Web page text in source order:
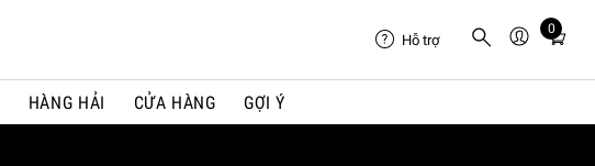
HÀNG HẢI CỬA HÀNG GỢI Ý
Hỗ trợ
0
Total
cart: